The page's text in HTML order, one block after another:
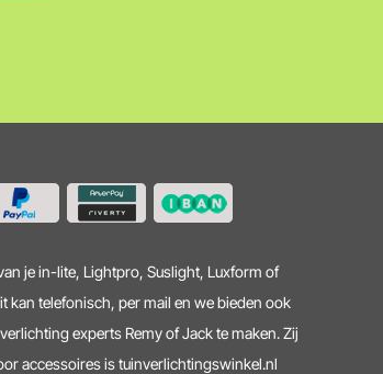
je in-lite, Lightpro, Suslight, Luxform of
kan telefonisch, per mail en we bieden ook
experts Remy of Jack te maken. Zij
accessoires is tuinverlichtingswinkel.nl